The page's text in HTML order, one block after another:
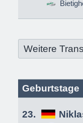
Weitere
Geburtstage
23.